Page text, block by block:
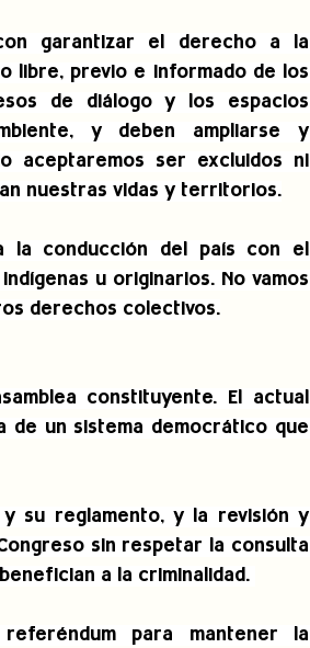
garantizar el derecho a la
libre, previo e informado de los
de diálogo y los espacios
y deben ampliarse y
aceptaremos ser excluidos ni
nuestras vidas y territorios.
la conducción del país con el
u originarios. No vamos
derechos colectivos.
constituyente. El actual
de un sistema democrático que
su reglamento, y la revisión y
sin respetar la consulta
a la criminalidad.
para mantener la